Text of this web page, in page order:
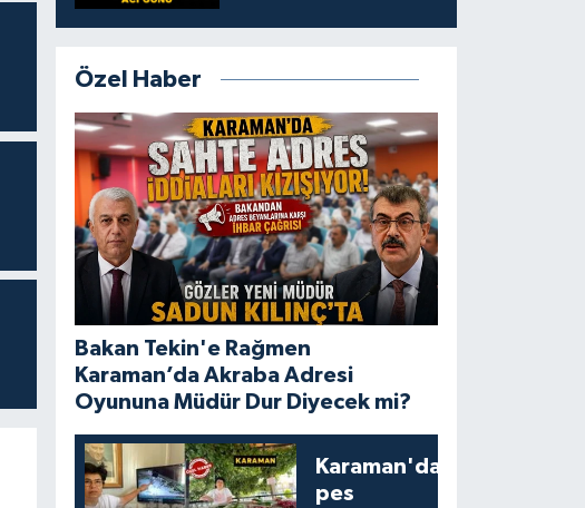
Özel Haber
Bakan Tekin'e Rağmen
Karaman’da Akraba Adresi
Oyununa Müdür Dur Diyecek mi?
Karaman'da
pes